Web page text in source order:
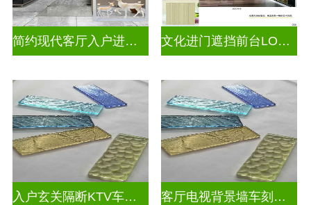
简约现代客厅入户进门遮挡玻璃背景墙 文化进门遮挡前台LOGO玻璃背景墙
入户玄关隔断KTV车刻玻璃 客厅电视背景墙车刻玻璃